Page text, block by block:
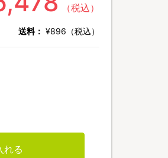
（税込）
送料： ¥896（税込）
れる